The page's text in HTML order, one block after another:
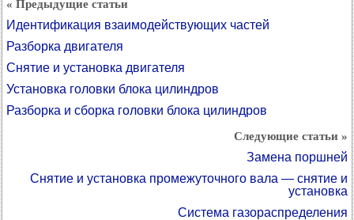
« Предыдущие статьи
Идентификация взаимодействующих частей
Разборка двигателя
Снятие и установка двигателя
Установка головки блока цилиндров
Разборка и сборка головки блока цилиндров
Следующие статьи »
Замена поршней
Снятие и установка промежуточного вала — снятие и
установка
Система газораспределения